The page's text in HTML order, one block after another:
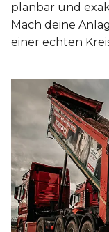
planbar und
Mach deine
einer echten